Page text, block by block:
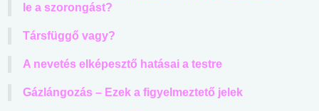
le a szorongást?
Társfüggő vagy?
A nevetés elképesztő hatásai a testre
Gázlángozás – Ezek a figyelmeztető jelek